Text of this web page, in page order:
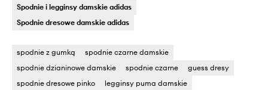
Spodnie i legginsy damskie adidas
Spodnie dresowe damskie adidas
spodnie z gumką
spodnie czarne damskie
spodnie dzianinowe damskie
spodnie czarne
guess dresy
spodnie dresowe pinko
legginsy puma damskie